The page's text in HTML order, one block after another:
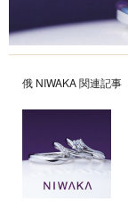
俄 NIWAKA 関連記事